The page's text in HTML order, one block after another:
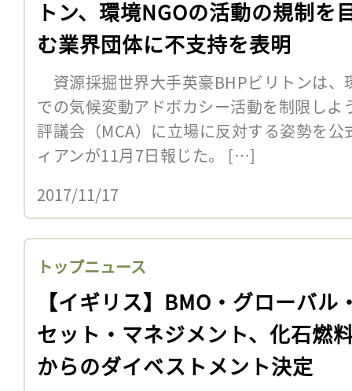
トン、環境NGOの活動の規制を
む業界団体に不支持を表明
資源採掘世界大手英豪BHPビリトンは、
での気候変動アドボカシー活動を制限しよ
評議会（MCA）に立場に反対する姿勢を
ィアンが11月7日報じた。 […]
2017/11/17
トップニュース
【イギリス】BMO・グローバル
セット・マネジメント、化石燃
からのダイベストメント決定